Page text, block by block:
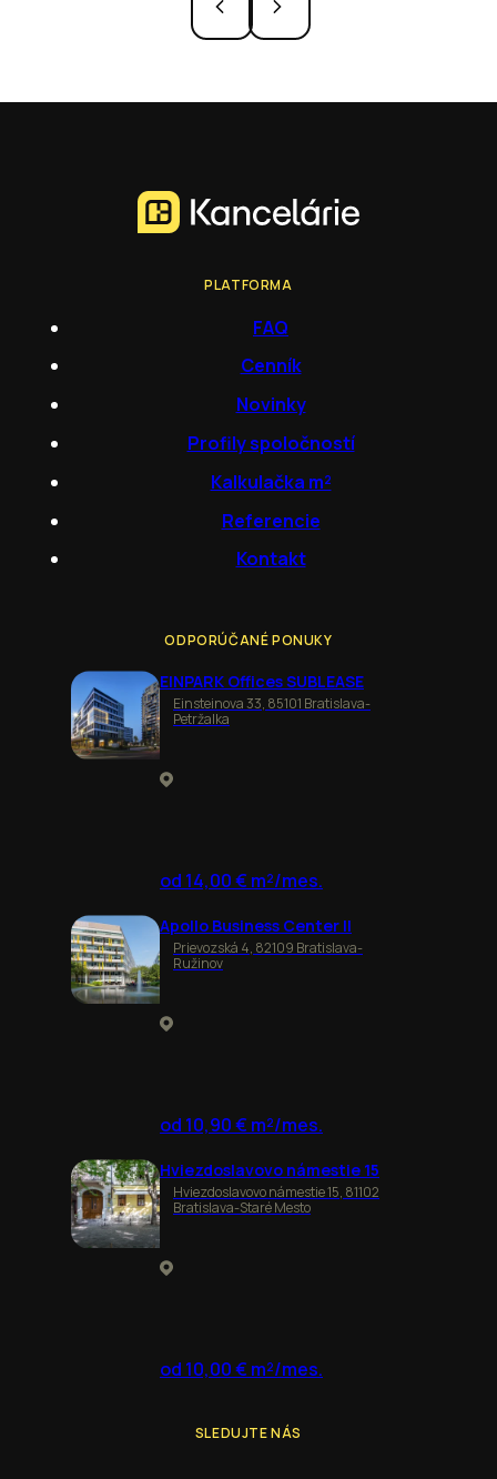
PLATFORMA
FAQ
Cenník
Novinky
Profily spoločností
Kalkulačka m²
Referencie
Kontakt
ODPORÚČANÉ PONUKY
EINPARK Offices SUBLEASE
Einsteinova 33, 85101 Bratislava-
Petržalka
od 14,00 € m²/mes.
Apollo Business Center II
Prievozská 4, 82109 Bratislava-
Ružinov
od 10,90 € m²/mes.
Hviezdoslavovo námestie 15
Hviezdoslavovo námestie 15, 81102
Bratislava-Staré Mesto
od 10,00 € m²/mes.
SLEDUJTE NÁS